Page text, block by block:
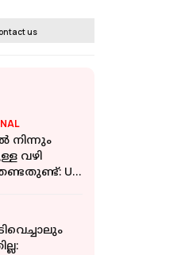
us
നിന്നും
വഴി
US